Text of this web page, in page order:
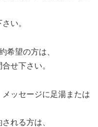
い。
希望の方は、
せ下さい。
ッセージに足湯または
れる方は、